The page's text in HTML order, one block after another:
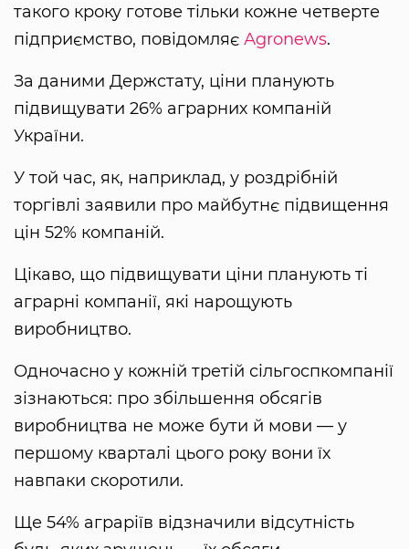
такого кроку готове тільки кожне четверте
підприємство, повідомляє Аgronews.
За даними Держстату, ціни планують
підвищувати 26% аграрних компаній
України.
У той час, як, наприклад, у роздрібній
торгівлі заявили про майбутнє підвищення
цін 52% компаній.
Цікаво, що підвищувати ціни планують ті
аграрні компанії, які нарощують
виробництво.
Одночасно у кожній третій сільгоспкомпанії
зізнаються: про збільшення обсягів
виробництва не може бути й мови — у
першому кварталі цього року вони їх
навпаки скоротили.
Ще 54% аграріїв відзначили відсутність